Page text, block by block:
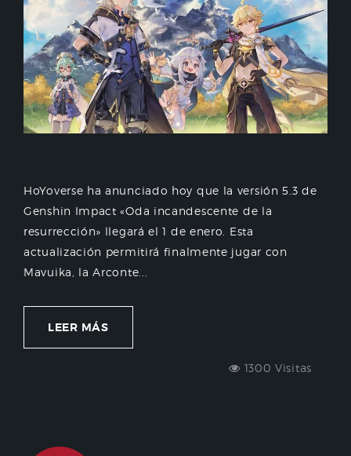
HoYoverse ha anunciado hoy que la versión 5.3 de
Genshin Impact «Oda incandescente de la
resurrección» llegará el 1 de enero. Esta
actualización permitirá finalmente jugar con
Mavuika, la Arconte...
LEER MÁS
1300 Visitas